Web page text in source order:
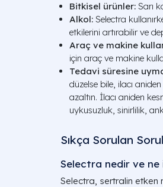
Bitkisel ürünler: Sarı
Alkol: Selectra
etkilerini artırabilir ve
Araç ve makine
için araç ve makine
Tedavi süresine
düzelse bile, ilacı
azaltın. İlacı aniden
uykusuzluk, sinirlilik,
Sıkça Sorulan
Selectra nedir ve ne
Selectra, sertralin etken